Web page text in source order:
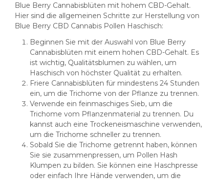
Blue Berry Cannabisblüten mit hohem CBD-Gehalt.
Hier sind die allgemeinen Schritte zur Herstellung von
Blue Berry CBD Cannabis Pollen Haschisch:
Beginnen Sie mit der Auswahl von Blue Berry
Cannabisblüten mit einem hohen CBD-Gehalt. Es
ist wichtig, Qualitätsblumen zu wählen, um
Haschisch von höchster Qualität zu erhalten.
Friere Cannabisblüten für mindestens 24 Stunden
ein, um die Trichome von der Pflanze zu trennen.
Verwende ein feinmaschiges Sieb, um die
Trichome vom Pflanzenmaterial zu trennen. Du
kannst auch eine Trockeneismaschine verwenden,
um die Trichome schneller zu trennen.
Sobald Sie die Trichome getrennt haben, können
Sie sie zusammenpressen, um Pollen Hash
Klumpen zu bilden. Sie können eine Haschpresse
oder einfach Ihre Hände verwenden, um die